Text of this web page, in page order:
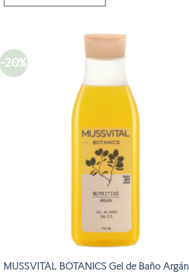
3,05 €.2,44 €.
-20%
MUSSVITAL BOTANICS Gel de Baño Argán